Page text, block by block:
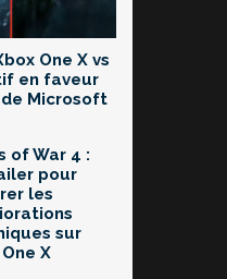
One X vs
en faveur
Microsoft
of War 4 :
pour
les
sur
X